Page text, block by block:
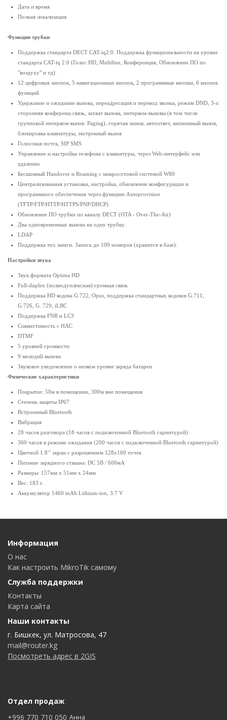
Дата и время
Полная локализация
Функции трубки
Поддержка стандарта DECT CAT-iq2.0. Поддержка функциональности на уровне
стандарта CAT-iq 2.0 (Голос HD, Multiline, Конференция, Обновление ПО по
"воздуху" и тд).
12 цифровых кнопок, 5 навигационных кнопок, 2 программные кнопки, 6 кнопок
функций
Удержание и ожидание вызова, переадресация и перевод звонка, режим DND, 3-х
сторонняя конференц-связь, захват вызова, интерком-вызовы (в том числе
групповой интерком-вызов: Paging), горячая линия, автоответ, анонимный вызов,
блокировка клавиатуры, экстренный вызов
Голосовая почта, SIP SMS
Управление и настройка телефона с клавиатуры, через Web-интерфейс или
удаленно
Бесшовный Handover и Roaming с микросотовой системой W80
Централизованная установка, настройка, обновление конфигурации и
программного обеспечения через функцию Autoprovision
(TFTP/FTP/HTTP/HTTPS/PNP/DHCP)
Обновление ПО трубки по каналу DECT (OTA - Over-The-Air)
Два одновременных вызова на одну трубку.
LDAP
Поддержка тел. книги. Запись до 100 номеров (хранится в базе).
Настройки звука
Звук формата Optima HD
Full-duplex (полнодуплексная) громкая связь
Поддержка HD кодека G.722, Opus, поддержка стандартных кодеков G.711,
G.726, G. 729, iLBC
Поддержка FNR и LC3
Совместимость с HAC
DTMF
5 уровней громкости
9 мелодий вызова
Звуковое уведомление о низком уровне заряда батареи
Физические характеристики
Покрытие: 50м в помещении, 300м вне помещения
Степень защиты IP67
Встроенный Bluetooth
Вибрация
28 часов разговора (18 часов с подключенной Bluetooth гарнитурой)
360 часов в режиме ожидания (200 часов с подключенной Bluetooth гарнитурой)
Цветной 1.8’’ экран с разрешением 128x160 точек
Питание зарядного стакана: DC 5В / 600мA
Размеры: 157мм x 51мм x 24мм
Вес: 183 г.
Аккумулятор 1460 mAh Lithium-ion, 3.7 V
Информация
О нас
Как настроить MikroTik самому
Служба поддержки
Контакты
Карта сайта
Наши контакты
г. Бишкек, ул. Матросова, 47
mail@router.kg
Посмотреть адрес в 2GIS
Отдел продаж
+996 770 710 050 Анна